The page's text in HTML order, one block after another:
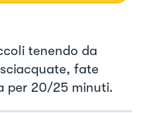
tenendo da
fate
per 20/25 minuti.